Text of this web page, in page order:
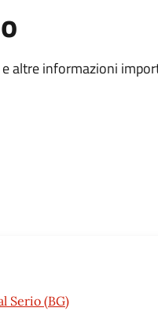
altre informazioni
Serio (BG)